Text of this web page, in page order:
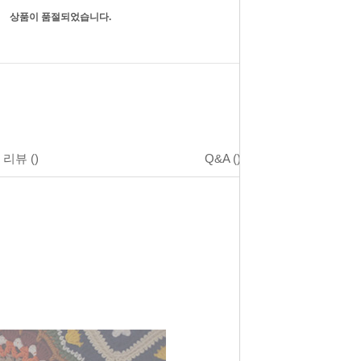
상품이 품절되었습니다.
리뷰 () Q&A ()